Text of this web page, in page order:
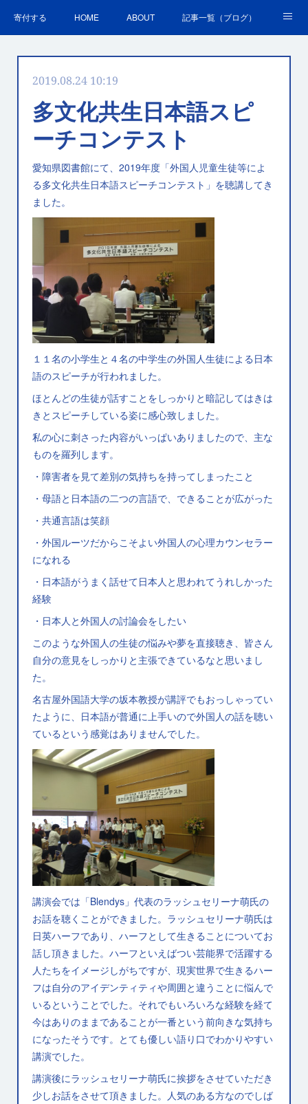
寄付する HOME ABOUT 記事一覧（ブログ）
ＳＤＧｓの取組 お問合せ
2019.08.24 10:19
多文化共生日本語スピ
ーチコンテスト
愛知県図書館にて、2019年度「外国人児童生徒等によ
る多文化共生日本語スピーチコンテスト」を聴講してき
ました。
１１名の小学生と４名の中学生の外国人生徒による日本
語のスピーチが行われました。
ほとんどの生徒が話すことをしっかりと暗記してはきは
きとスピーチしている姿に感心致しました。
私の心に刺さった内容がいっぱいありましたので、主な
ものを羅列します。
・障害者を見て差別の気持ちを持ってしまったこと
・母語と日本語の二つの言語で、できることが広がった
・共通言語は笑顔
・外国ルーツだからこそよい外国人の心理カウンセラー
になれる
・日本語がうまく話せて日本人と思われてうれしかった
経験
・日本人と外国人の討論会をしたい
このような外国人の生徒の悩みや夢を直接聴き、皆さん
自分の意見をしっかりと主張できているなと思いまし
た。
名古屋外国語大学の坂本教授が講評でもおっしゃってい
たように、日本語が普通に上手いので外国人の話を聴い
ているという感覚はありませんでした。
講演会では「Blendys」代表のラッシュセリーナ萌氏の
お話を聴くことができました。ラッシュセリーナ萌氏は
日英ハーフであり、ハーフとして生きることについてお
話し頂きました。ハーフといえばつい芸能界で活躍する
人たちをイメージしがちですが、現実世界で生きるハー
フは自分のアイデンティティや周囲と違うことに悩んで
いるということでした。それでもいろいろな経験を経て
今はありのままであることが一番という前向きな気持ち
になったそうです。とても優しい語り口でわかりやすい
講演でした。
講演後にラッシュセリーナ萌氏に挨拶をさせていただき
少しお話をさせて頂きました。人気のある方なのでしば